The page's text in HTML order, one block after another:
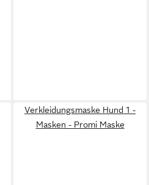
Verkleidungsmaske Hund 1 -
Masken - Promi Maske